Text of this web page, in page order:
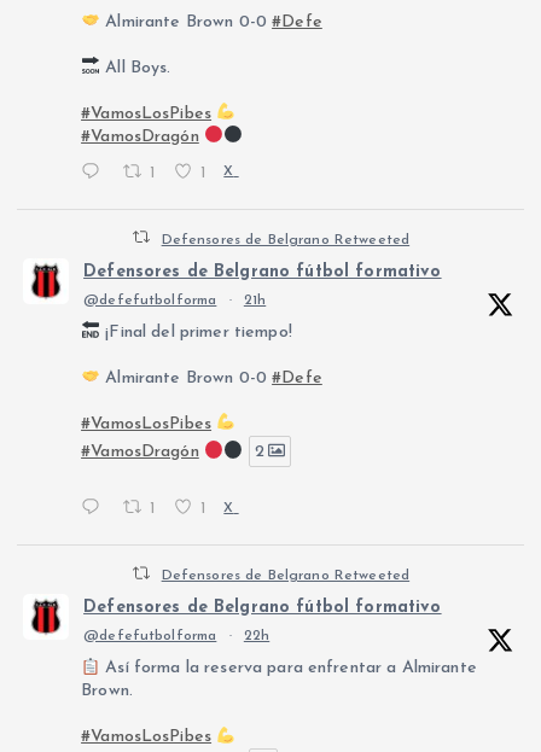
Almirante Brown 0-0#Defe
All Boys.
#VamosLosPibes
#VamosDragón
1 1 X
Defensores de Belgrano Retweeted
Defensores de Belgrano fútbol formativo
@defefutbolforma · 21h
¡Final del primer tiempo!
Almirante Brown 0-0#Defe
#VamosLosPibes
#VamosDragón
2
X
Defensores de Belgrano Retweeted
Defensores de Belgrano fútbol formativo
@defefutbolforma · 22h
Así forma la reserva para enfrentar a Almirante
Brown.
#VamosLosPibes